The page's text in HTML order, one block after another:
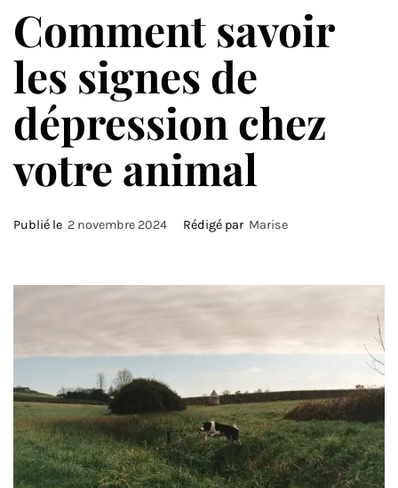
Comment savoir
les signes de
dépression chez
votre animal
Publié le 2 novembre 2024 Rédigé par Marise